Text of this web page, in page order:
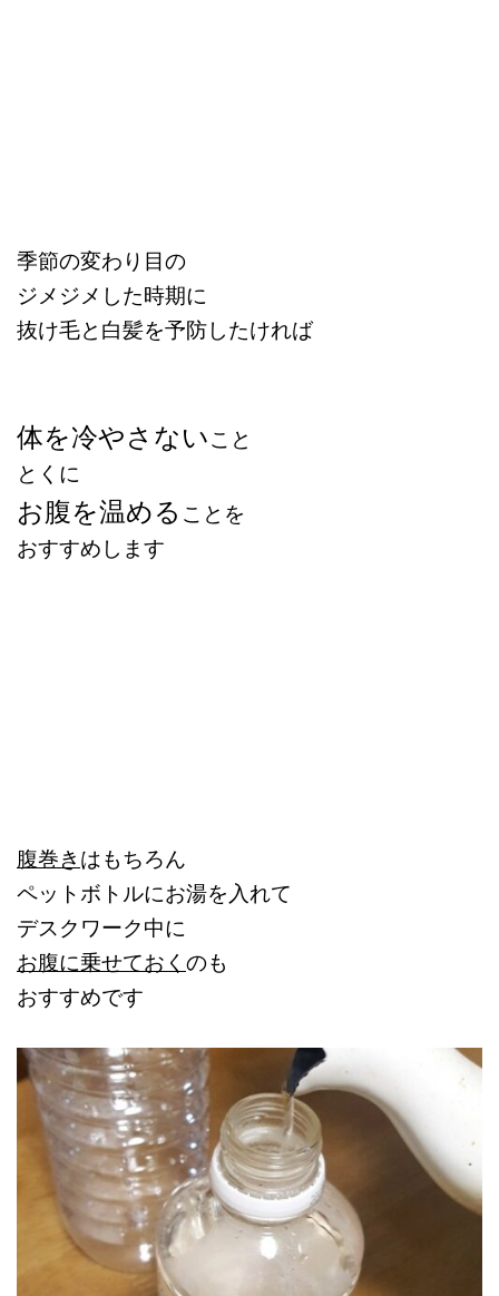
季節の変わり目の
ジメジメした時期に
抜け毛と白髪を予防したければ
体を冷やさないこと
とくに
お腹を温める ことを
おすすめします
腹巻きはもちろん
ペットボトルにお湯を入れて
デスクワーク中に
お腹に乗せておく のも
おすすめです